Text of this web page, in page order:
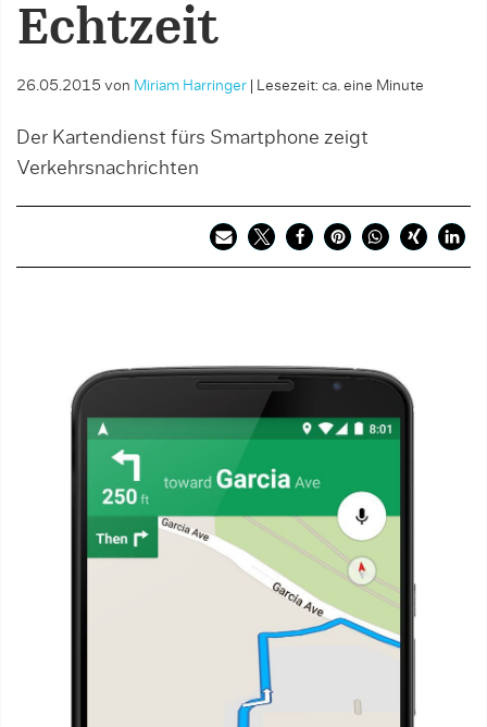
Echtzeit
26.05.2015 von Miriam Harringer Lesezeit: ca. eine Minute
Der Kartendienst fürs Smartphone zeigt
Verkehrsnachrichten